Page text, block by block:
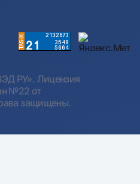
РУ». Лицензия
№22 от
защищены.